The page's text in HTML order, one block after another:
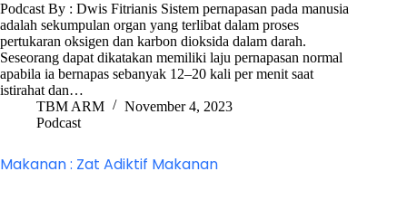
Podcast By : Dwis Fitrianis Sistem pernapasan pada manusia
adalah sekumpulan organ yang terlibat dalam proses
pertukaran oksigen dan karbon dioksida dalam darah.
Seseorang dapat dikatakan memiliki laju pernapasan normal
apabila ia bernapas sebanyak 12–20 kali per menit saat
istirahat dan…
TBM ARM
November 4, 2023
Podcast
Makanan : Zat Adiktif Makanan